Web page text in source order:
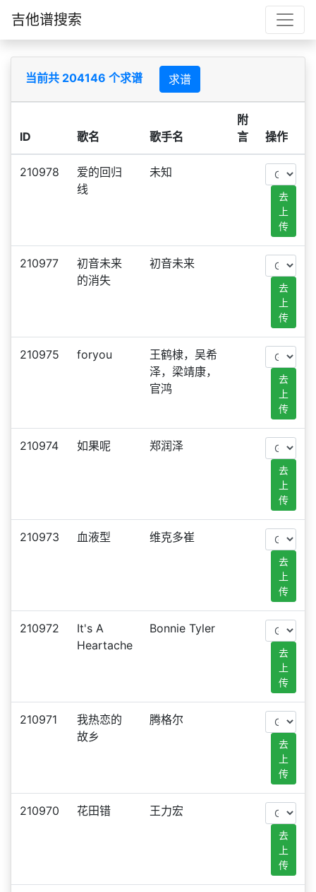
吉他谱搜索
当前共 204146 个求谱 求谱
ID 歌名 歌手名
附
言
操作
210978
爱的回归
线
未知
去
上
传
210977
初音未来
的消失
初音未来
去
上
传
210975 foryou
王鹤棣，吴希
泽，梁靖康，
官鸿
去
上
传
210974 如果呢 郑润泽
去
上
传
210973 血液型 维克多崔
去
上
传
210972
It's A
Heartache
Bonnie Tyler
去
上
传
210971
我热恋的
故乡
腾格尔
去
上
传
210970 花田错 王力宏
去
上
传